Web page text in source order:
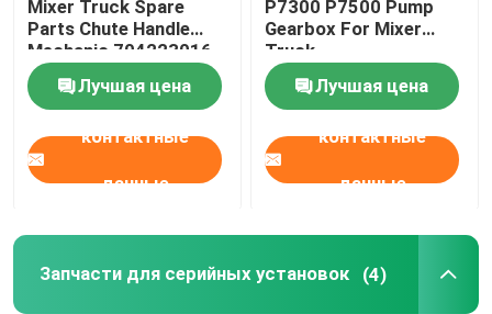
Кружок для очистки бетонных насосов
Части конкретного насоса SANY
Mixer Truck Spare
Parts Chute Handle
Mechanic 704223016
Лучшая цена
контактные
данные
P7300 P7500 Pump
Gearbox For Mixer
Truck
Лучшая цена
контактные
данные
Запчасти для серийных установок (4)